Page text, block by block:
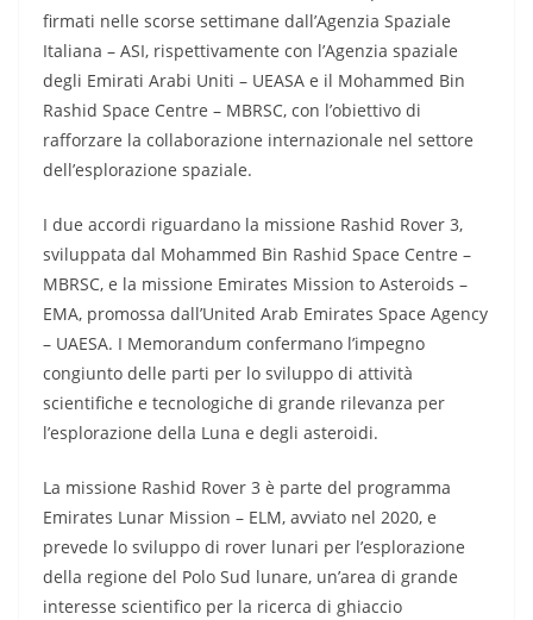
firmati nelle scorse settimane dall’Agenzia Spaziale
Italiana – ASI, rispettivamente con l’Agenzia spaziale
degli Emirati Arabi Uniti – UEASA e il Mohammed Bin
Rashid Space Centre – MBRSC, con l’obiettivo di
rafforzare la collaborazione internazionale nel settore
dell’esplorazione spaziale.
I due accordi riguardano la missione Rashid Rover 3,
sviluppata dal Mohammed Bin Rashid Space Centre –
MBRSC, e la missione Emirates Mission to Asteroids –
EMA, promossa dall’United Arab Emirates Space Agency
– UAESA. I Memorandum confermano l’impegno
congiunto delle parti per lo sviluppo di attività
scientifiche e tecnologiche di grande rilevanza per
l’esplorazione della Luna e degli asteroidi.
La missione Rashid Rover 3 è parte del programma
Emirates Lunar Mission – ELM, avviato nel 2020, e
prevede lo sviluppo di rover lunari per l’esplorazione
della regione del Polo Sud lunare, un’area di grande
interesse scientifico per la ricerca di ghiaccio